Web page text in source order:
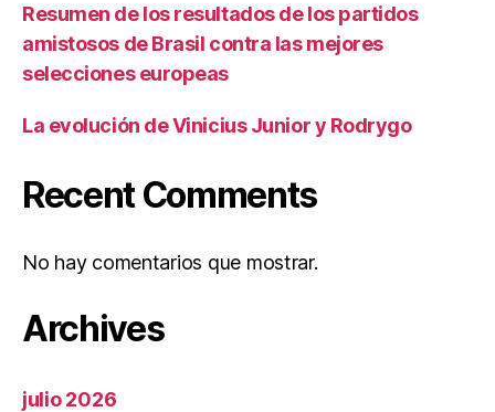
Resumen de los resultados de los partidos
amistosos de Brasil contra las mejores
selecciones europeas
La evolución de Vinicius Junior y Rodrygo
Recent Comments
No hay comentarios que mostrar.
Archives
julio 2026